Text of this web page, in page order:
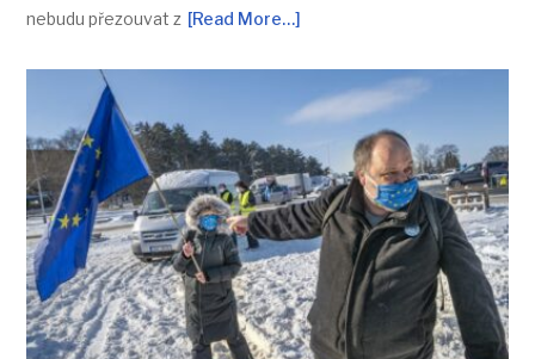
nebudu přezouvat z [Read More…]